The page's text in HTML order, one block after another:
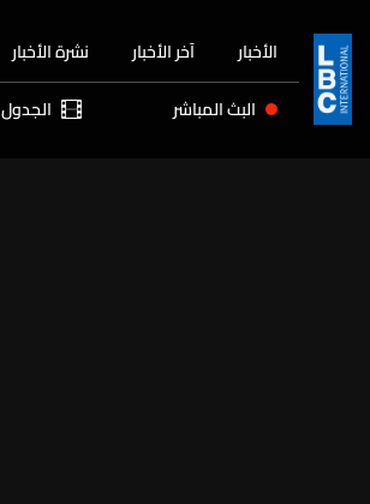
الأخبار آخر الأخبار نشرة الأخبار
البث المباشر الجدول